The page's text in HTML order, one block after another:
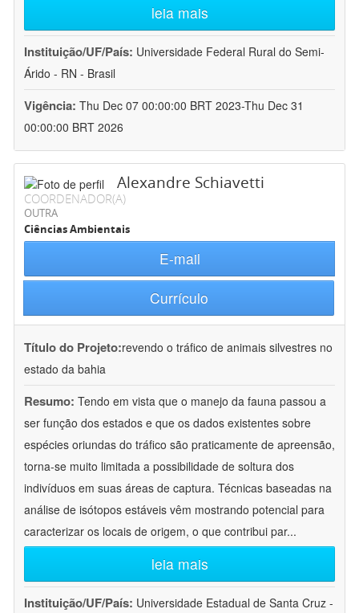
leia mais
Instituição/UF/País: Universidade Federal Rural do Semi-
Árido - RN - Brasil
Vigência: Thu Dec 07 00:00:00 BRT 2023-Thu Dec 31
00:00:00 BRT 2026
Alexandre Schiavetti
COORDENADOR(A)
OUTRA
Ciências Ambientais
E-mail
Currículo
Título do Projeto:revendo o tráfico de animais silvestres no
estado da bahia
Resumo: Tendo em vista que o manejo da fauna passou a
ser função dos estados e que os dados existentes sobre
espécies oriundas do tráfico são praticamente de apreensão,
torna-se muito limitada a possibilidade de soltura dos
indivíduos em suas áreas de captura. Técnicas baseadas na
análise de isótopos estáveis vêm mostrando potencial para
caracterizar os locais de origem, o que contribui par...
leia mais
Instituição/UF/País: Universidade Estadual de Santa Cruz -